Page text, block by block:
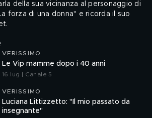
della sua vicinanza al personaggio di
forza di una donna" e ricorda il suo
VERISSIMO
Le Vip mamme dopo i 40 anni
16 lug | Canale 5
VERISSIMO
Luciana Littizzetto: "Il mio passato da
insegnante"